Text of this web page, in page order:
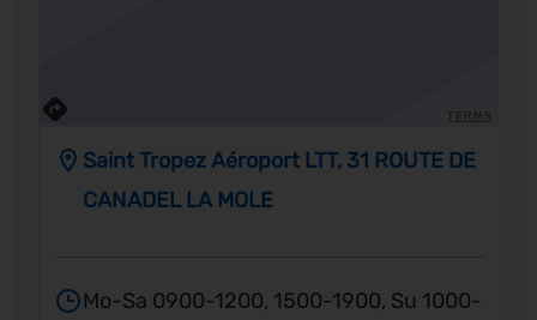
Saint Tropez Aéroport LTT, 31 ROUTE DE
CANADEL LA MOLE
Mo-Sa 0900-1200, 1500-1900, Su 1000-